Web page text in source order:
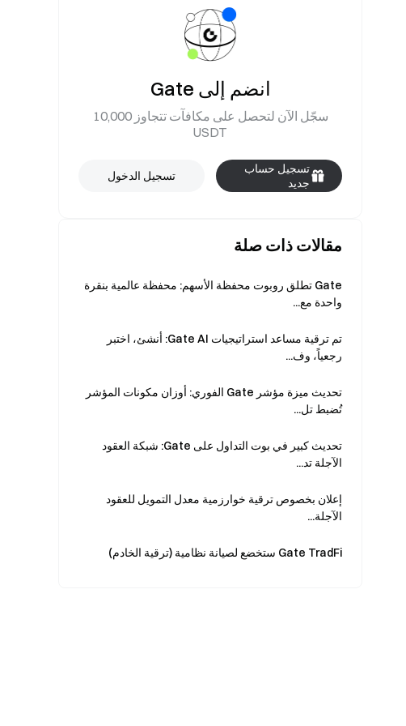
انضم إلى Gate
سجّل الآن لتحصل على مكافآت تتجاوز 10,000
USDT
تسجيل حساب
جديد
تسجيل الدخول
مقالات ذات صلة
Gate تطلق روبوت محفظة الأسهم: محفظة عالمية بنقرة
واحدة مع...
تم ترقية مساعد استراتيجيات Gate AI: أنشئ، اختبر
رجعياً، وف...
تحديث ميزة مؤشر Gate الفوري: أوزان مكونات المؤشر
تُضبط تل...
تحديث كبير في بوت التداول على Gate: شبكة العقود
الآجلة تد...
إعلان بخصوص ترقية خوارزمية معدل التمويل للعقود
الآجلة...
Gate TradFi ستخضع لصيانة نظامية (ترقية الخادم)